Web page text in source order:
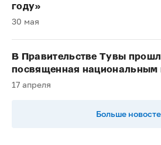
году»
30 мая
В Правительстве Тувы
посвященная национальным
17 апреля
Больше